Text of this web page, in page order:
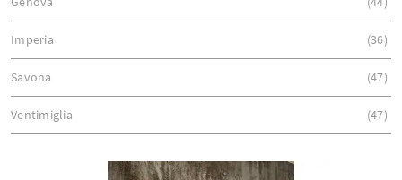
Imperia 36
Savona 47
Ventimiglia 47